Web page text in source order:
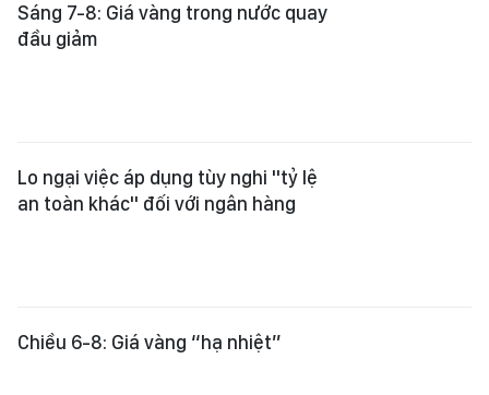
Sáng 7-8: Giá vàng trong nước quay
đầu giảm
Lo ngại việc áp dụng tùy nghi "tỷ lệ
an toàn khác" đối với ngân hàng
Chiều 6-8: Giá vàng “hạ nhiệt”